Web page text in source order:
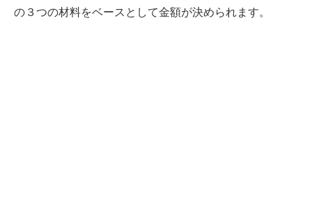
の３つの材料をベースとして金額が決められます。